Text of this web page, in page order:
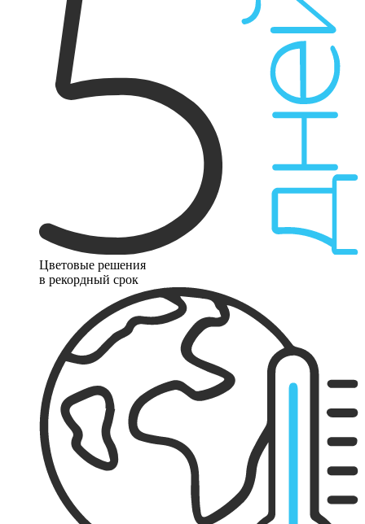
Цветовые решения
в рекордный срок